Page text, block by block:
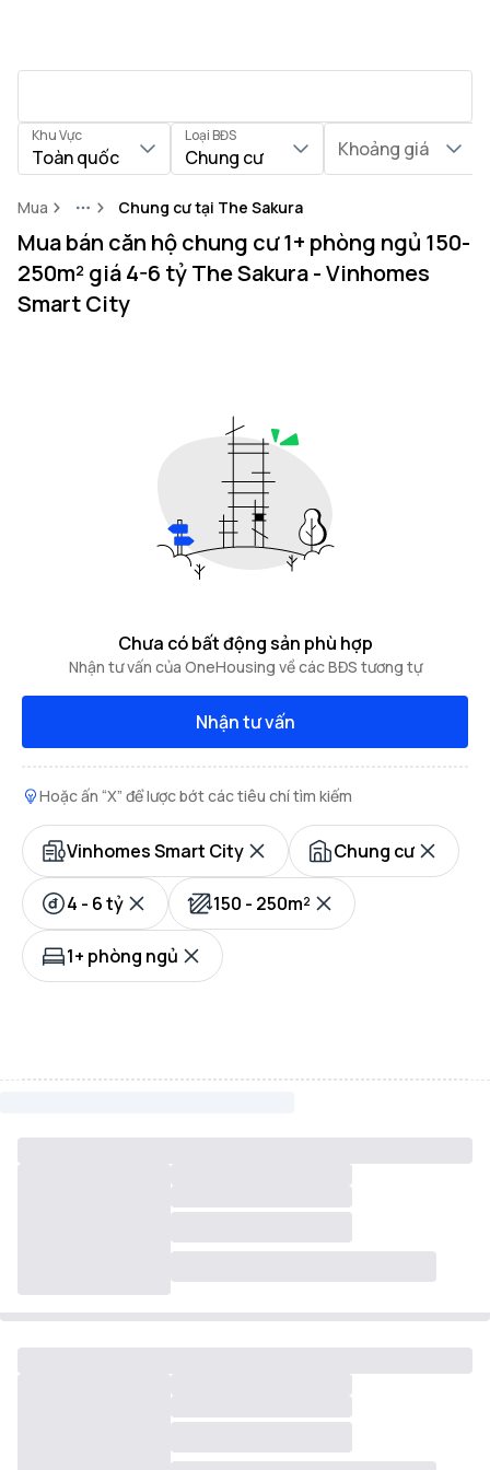
Khu Vực
Toàn quốc
Loại BĐS
Chung cư Khoảng giá
Mua MoreChung cư tại The Sakura
Mua bán căn hộ chung cư 1+ phòng ngủ 150-
250m² giá 4-6 tỷ The Sakura - Vinhomes
Smart City
Chưa có bất động sản phù hợp
Nhận tư vấn của OneHousing về các BĐS tương tự
Nhận tư vấn
Hoặc ấn “X” để lược bớt các tiêu chí tìm kiếm
Vinhomes Smart City Chung cư
4 - 6 tỷ 150 - 250m²
1+ phòng ngủ